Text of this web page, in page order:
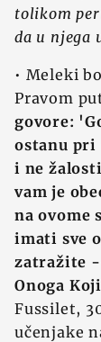
tolikom
da u njega
• Meleki
Pravom
govore:
ostanu pri
i ne
vam je
na ovome
imati sve
zatražite
Onoga
Fussilet,
učenjake